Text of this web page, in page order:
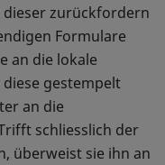
dieser zurückfordern
Formulare
an die lokale
gestempelt
an die
schliesslich der
überweist sie ihn an